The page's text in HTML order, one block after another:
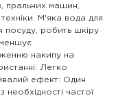
пральних машин,
М'яка вода для
посуду, робить шкіру
накипу на
Легко
ефект: Один
частої